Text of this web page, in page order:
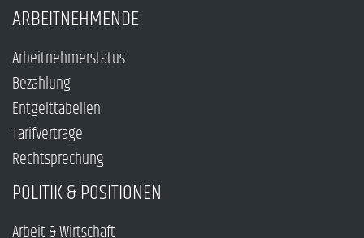
ARBEITNEHMENDE
Arbeitnehmerstatus
Bezahlung
Entgelttabellen
Tarifverträge
Rechtsprechung
POLITIK & POSITIONEN
Arbeit & Wirtschaft